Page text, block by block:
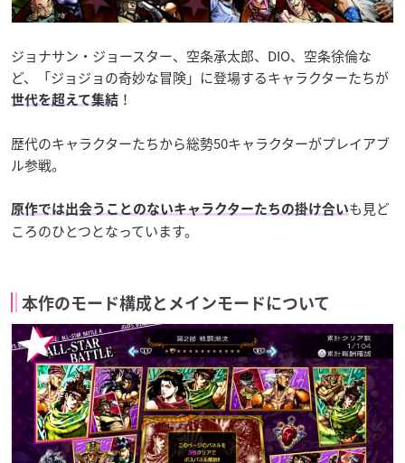
ジョナサン・ジョースター、空条承太郎、DIO、空条徐倫な
ど、「ジョジョの奇妙な冒険」に登場するキャラクターたちが
世代を超えて集結 ！
歴代のキャラクターたちから総勢50キャラクターがプレイアブ
ル参戦。
原作では出会うことのないキャラクターたちの掛け合いも見ど
ころのひとつとなっています。
本作のモード構成とメインモードについて